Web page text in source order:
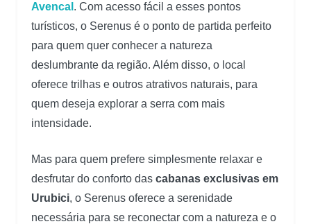
Avencal . Com acesso fácil a esses pontos
turísticos, o Serenus é o ponto de partida perfeito
para quem quer conhecer a natureza
deslumbrante da região. Além disso, o local
oferece trilhas e outros atrativos naturais, para
quem deseja explorar a serra com mais
intensidade.
Mas para quem prefere simplesmente relaxar e
desfrutar do conforto das cabanas exclusivas em
Urubici, o Serenus oferece a serenidade
necessária para se reconectar com a natureza e o